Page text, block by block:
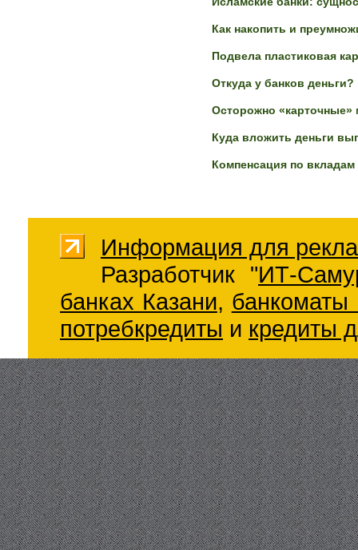
Как накопить и
Подвела пластиковая
Откуда у банков деньги?
Осторожно «карточные»
Куда вложить деньги
Компенсация по вкладам
Информация для
Разработчик "ИТ-
банках Казани, банкоматы
потребкредиты и кредиты